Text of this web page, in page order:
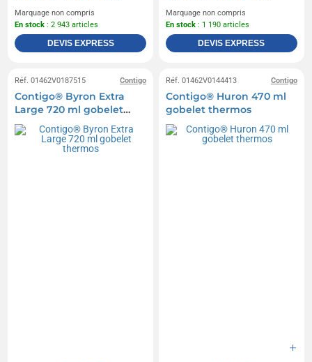
Marquage non compris
En stock : 2 943 articles
DEVIS EXPRESS
Marquage non compris
En stock : 1 190 articles
DEVIS EXPRESS
Contigo
Réf. 01462V0187515
Contigo® Byron Extra
Large 720 ml gobelet
thermos
Contigo
Réf. 01462V0144413
Contigo® Huron 470 ml
gobelet thermos